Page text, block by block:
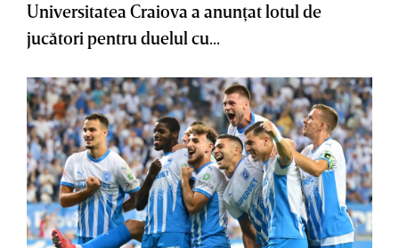
Universitatea Craiova a anunţat lotul de
jucători pentru duelul cu...